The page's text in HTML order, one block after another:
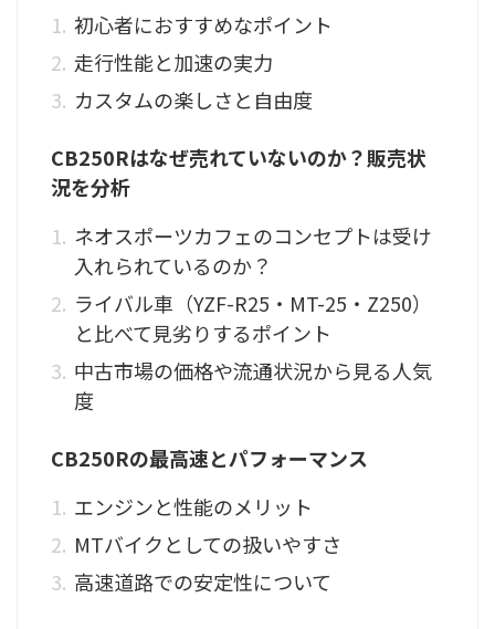
初心者におすすめなポイント
走行性能と加速の実力
カスタムの楽しさと自由度
CB250Rはなぜ売れていないのか？販売状
況を分析
ネオスポーツカフェのコンセプトは受け
入れられているのか？
ライバル車（YZF-R25・MT-25・Z250）
と比べて見劣りするポイント
中古市場の価格や流通状況から見る人気
度
CB250Rの最高速とパフォーマンス
エンジンと性能のメリット
MTバイクとしての扱いやすさ
高速道路での安定性について